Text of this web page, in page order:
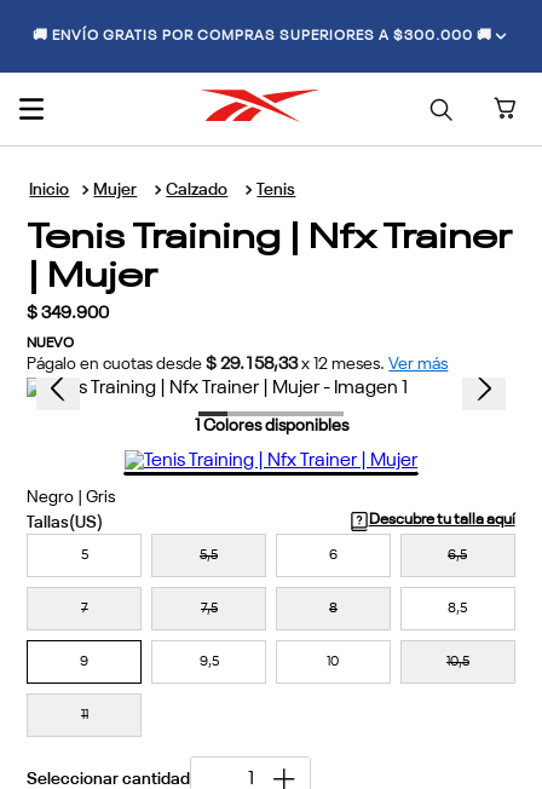
🚚 ENVÍO GRATIS POR COMPRAS SUPERIORES A $300.000 🚚
Mujer Calzado Tenis
Tenis Training | Nfx Trainer
| Mujer
$ 349.900
NUEVO
Págalo en cuotas desde $ 29.158,33 x 12 meses. Ver más
Colores disponibles
Negro | Gris
Descubre tu talla aquí
5 5,5 6 6,5
7 7,5 8 8,5
9 9,5 10 10,5
11